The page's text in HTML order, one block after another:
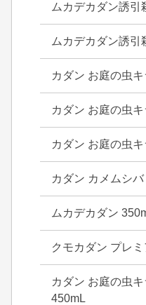
ムカデカダン誘引
ムカデカダン誘引
カダン お庭の虫
カダン お庭の虫
カダン お庭の虫
カダン カメムシ
ムカデカダン
クモカダン プレ
カダン お庭の虫
450mL